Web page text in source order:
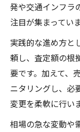
発や交通インフラ
注目が集まっていま
実践的な進め方と
頼し、査定額の根
要です。加えて、
ニタリングし、必
変更を柔軟に行い
相場の急な変動や